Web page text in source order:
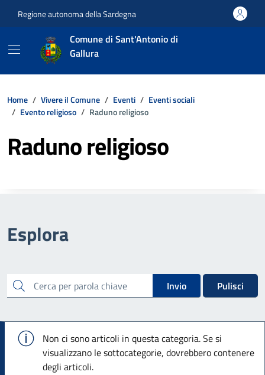
Regione autonoma della Sardegna
Comune di Sant'Antonio di
Gallura
Home Vivere il Comune Eventi
Eventi sociali
Evento religioso
Raduno religioso
Raduno religioso
Esplora
cerca Invio Pulisci
Info
Non ci sono articoli in questa categoria. Se si
visualizzano le sottocategorie, dovrebbero contenere
degli articoli.